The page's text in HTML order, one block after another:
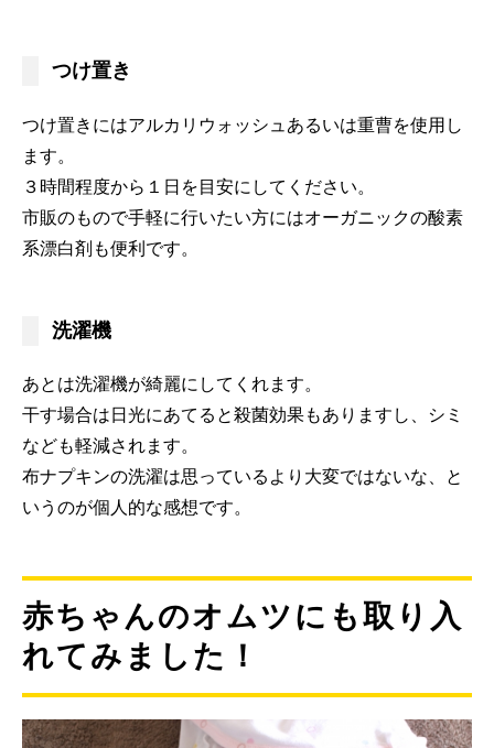
つけ置き
つけ置きにはアルカリウォッシュあるいは重曹を使用し
ます。
３時間程度から１日を目安にしてください。
市販のもので手軽に行いたい方にはオーガニックの酸素
系漂白剤も便利です。
洗濯機
あとは洗濯機が綺麗にしてくれます。
干す場合は日光にあてると殺菌効果もありますし、シミ
なども軽減されます。
布ナプキンの洗濯は思っているより大変ではないな、と
いうのが個人的な感想です。
赤ちゃんのオムツにも取り入
れてみました！